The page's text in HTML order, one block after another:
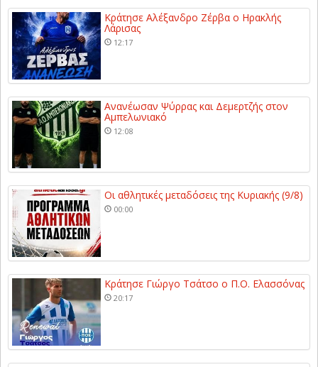
Κράτησε Αλέξανδρο Ζέρβα ο Ηρακλής
Λάρισας
12:17
Ανανέωσαν Ψύρρας και Δεμερτζής στον
Αμπελωνιακό
12:08
Οι αθλητικές μεταδόσεις της Κυριακής (9/8)
00:00
Κράτησε Γιώργο Τσάτσο ο Π.Ο. Ελασσόνας
20:17